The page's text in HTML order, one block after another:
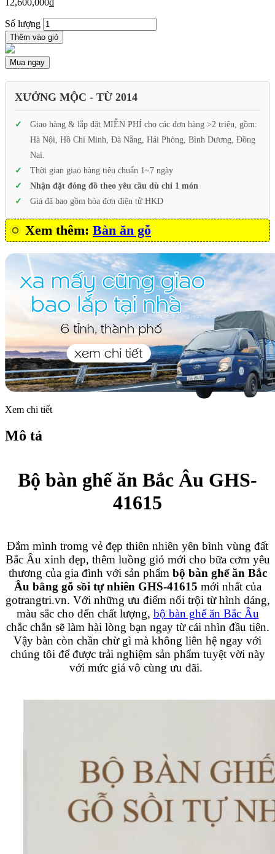
12,600,000₫
Số lượng
Thêm vào giỏ
Mua ngay
XƯỞNG MỘC - TỪ 2014
Giao hàng & lắp đặt MIỄN PHÍ cho các đơn hàng >2 triệu, gồm:
Hà Nội, Hồ Chí Minh, Đà Nẵng, Hải Phòng, Bình Dương, Đồng
Nai.
Thời gian giao hàng tiêu chuẩn 1~7 ngày
Nhận đặt đóng đồ theo yêu cầu dù chỉ 1 món
Giá đã bao gồm hóa đơn điện tử HKD
Xem thêm: Bàn ăn gỗ
Xem chi tiết
Mô tả
Bộ bàn ghế ăn Bắc Âu GHS-
41615
Đắm mình tromg vẻ đẹp thiên nhiên yên bình vùng đất
Bắc Âu xinh đẹp, thêm luồng gió mới cho bữa cơm yêu
thương của gia đình với sản phẩm bộ bàn ghế ăn Bắc
Âu bằng gỗ sồi tự nhiên GHS-41615 mới nhất của
gotrangtri.vn. Với những ưu điểm nổi trội từ hình dáng,
màu sắc cho đến chất lượng, bộ bàn ghế ăn Bắc Âu
chắc chắn sẽ làm hài lòng bạn ngay từ cái nhìn đầu tiên.
Vậy bàn còn chần chừ gì mà không liên hệ ngay với
chúng tôi để được trải nghiệm sản phẩm tuyệt vời này
với mức giá vô cùng ưu đãi.